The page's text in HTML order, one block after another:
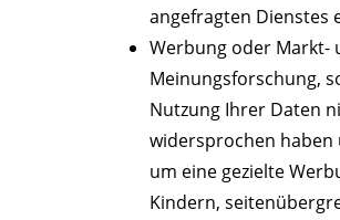
angefragten Dienstes
Werbung oder Markt-
Meinungsforschung,
Nutzung Ihrer Daten
widersprochen haben
um eine gezielte
Kindern,